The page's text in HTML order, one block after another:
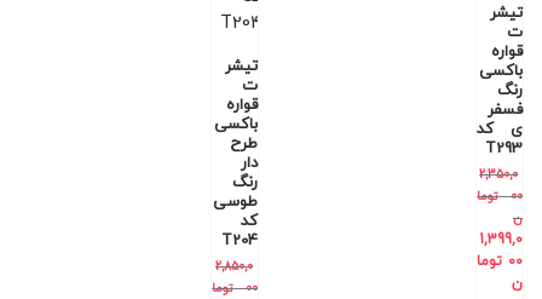
تیشر
ت
قواره
باکسی
رنگ
فسفر
ی کد
T293
2,350,0
00
توما
ن
1,399,0
00 توما
ن
تیشر
ت
قواره
باکسی
طرح
دار
رنگ
طوسی
کد
T204
2,850,0
00
توما